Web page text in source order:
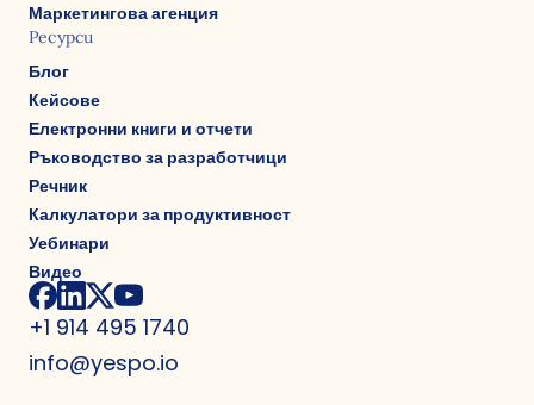
Маркетингова агенция
Ресурси
Блог
Кейсове
Електронни книги и отчети
Ръководство за разработчици
Речник
Калкулатори за продуктивност
Уебинари
Видео
+1 914 495 1740
info@yespo.io